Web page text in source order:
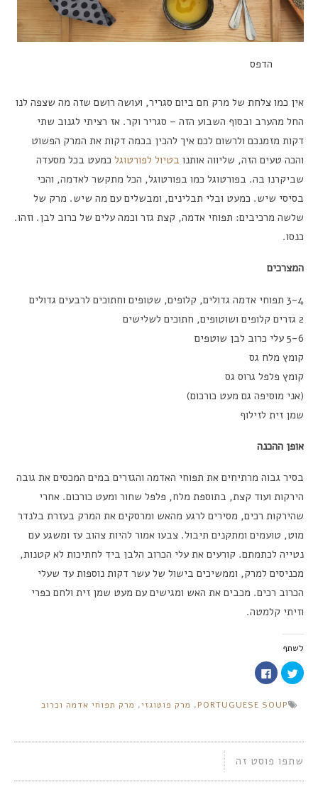
הדפס
אין כמו צלחת של מרק חם ביום סגריר, ועושה רושם שזה מה שצפה לנו
החל מהערב ובסוף השבוע הזה – סגריר וקר. אז רציתי לגנוב שתי
דקות מזמנכם ולרשום לכם איך להכין בכמה דקות את המרק הפשוט
והכה טעים הזה, שליווה אותנו בטיול לפורטוגל כמעט בכל מסעדה
שביקרנו בה. בפורטוגל כמו בפורטוגל, הכל מתקשר לאדמה, והכי
בסיסי שיש. כמעט ובלי תבלינים, ומבשלים עם מה שיש. מרק של
שלשה מרכיבים: תפוחי אדמה, קצת גזר וכמה עלים של כרוב לבן. וזהו.
כנסו.
המצרכים
3-4 תפוחי אדמה גדולים, קלופים, שטופים וחתוכים לרבעים גדולים
2 גזרים קלופים ושוטופים, חתוכים לשלישים
5-6 עלי כרוב לבן שוטפים
קומץ מלח גס
קומץ פלפל גרוס גס
(אני מוסיפה גם מעט כורכום)
שמן זית לזילוף
אופן ההכנה
בסיר גבוה מרתיחים את תפוחי האדמה והגזרים במים המכסים את גובה
הירקות ועוד קצת, בתוספת מלח, פלפל שחור ומעט כורכום. אחרי
שהירקות רכים, מסירים לרגע מהאש ומרסקים את המרק בעזרת בלנדר
מוט, טועמים ומתקנים תיבול. צבעו אמור להיות צהוב עז ומשגע עם
נטייה לכתמתם. קורעים את עלי הכרוב הלבן ביד לחתיכות לא קטנות,
מכניסים למרק, וממשיכים בישול של עשר דקות נוספות עד שעלי
הכרוב רכים. מכבים את האש ומגישים עם מעט שמן זית ולחם כפרי
וזיתי קלמטה.
לשתף
לחצו
כדי
לשתף
(נפתח
לחיצה
לשיתוף
בחלון
PORTUGUESE SOUP
, מרק פוטוגזי, מרק תפוחי אדמה וכרוב
שתפו פוסט זה